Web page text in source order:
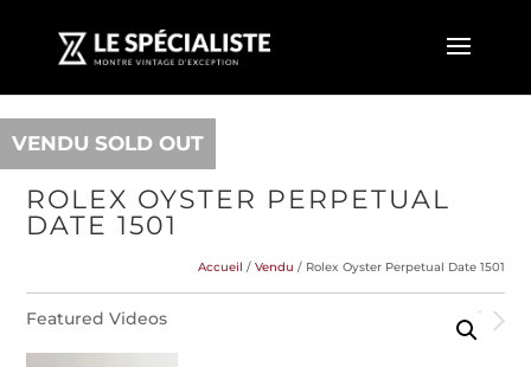
VENDU SOLD OUT
ROLEX OYSTER PERPETUAL
DATE 1501
Accueil / Vendu / Rolex Oyster Perpetual Date 1501
Featured Videos